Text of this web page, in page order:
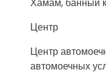
Центр
Центр
автомоечных